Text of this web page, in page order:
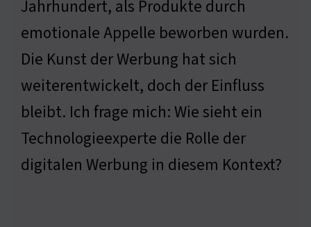
Jahrhundert, als Produkte durch
emotionale Appelle beworben wurden.
Die Kunst der Werbung hat sich
weiterentwickelt, doch der Einfluss
bleibt. Ich frage mich: Wie sieht ein
Technologieexperte die Rolle der
digitalen Werbung in diesem Kontext?